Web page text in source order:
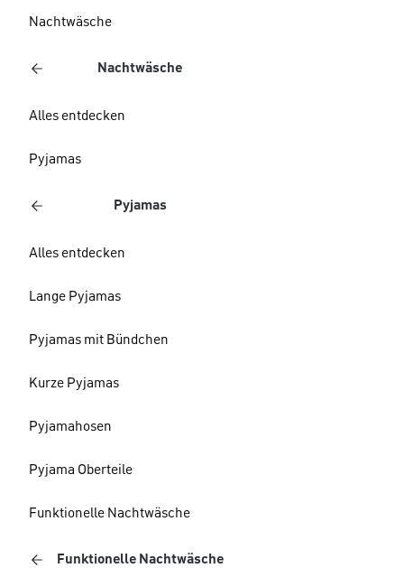
Nachtwäsche
Nachtwäsche
Alles entdecken
Pyjamas
Pyjamas
Alles entdecken
Lange Pyjamas
Pyjamas mit Bündchen
Kurze Pyjamas
Pyjamahosen
Pyjama Oberteile
Funktionelle Nachtwäsche
Funktionelle Nachtwäsche